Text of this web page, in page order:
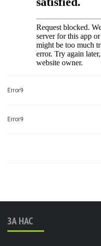
Error9
Error9
ЗА НАС